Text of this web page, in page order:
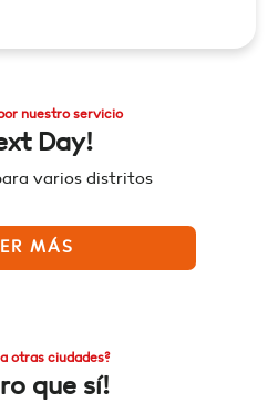
nuestro servicio
Day!
varios distritos
MÁS
otras ciudades?
que sí!